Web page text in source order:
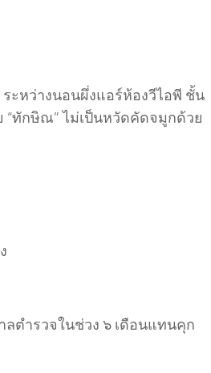
ะหว่างนอนผึ่งแอร์ห้องวีไอพี ชั้น
“ทักษิณ” ไม่เป็นหวัดคัดจมูกด้วย
ลตำรวจในช่วง ๖ เดือนแทนคุก